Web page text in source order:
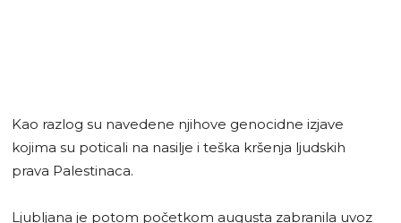
Kao razlog su navedene njihove genocidne izjave
kojima su poticali na nasilje i teška kršenja ljudskih
prava Palestinaca.
Ljubljana je potom početkom augusta zabranila uvoz